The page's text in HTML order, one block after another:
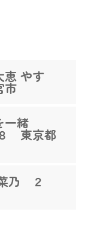
恵 やす
一緒
東京都
乃 ２